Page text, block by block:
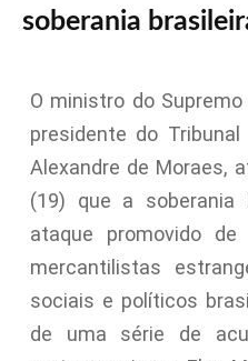
soberania
O ministro do
presidente do Tribunal
Alexandre de Moraes,
(19) que a
ataque promovido
mercantilistas
sociais e políticos
de uma série de